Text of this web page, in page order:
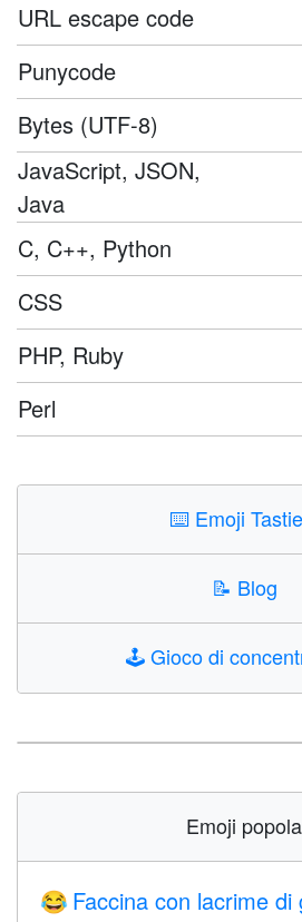
URL escape code
Punycode
Bytes (UTF-8)
JavaScript, JSON,
Java
C, C++, Python
CSS
PHP, Ruby
Perl
⌨️ Emoji
📝 Blog
🕹️Gioco di
Emoji
😂 Faccina con lacrime di